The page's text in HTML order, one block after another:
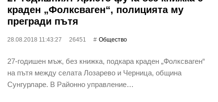
краден „Фолксваген“, полицията му
прегради пътя
28.08.2018 11:43:27 26451 Общество
27-годишен мъж, без книжка, подкара краден „Фолксваген“
на пътя между селата Лозарево и Черница, община
Сунгурларе. В Районно управление…